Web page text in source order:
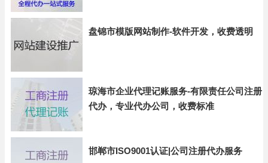
盘锦市模版网站制作-软件开发，收费透明
琼海市企业代理记账服务-有限责任公司注册
代办，专业代办公司，收费标准
邯郸市ISO9001认证|公司注册代办服务